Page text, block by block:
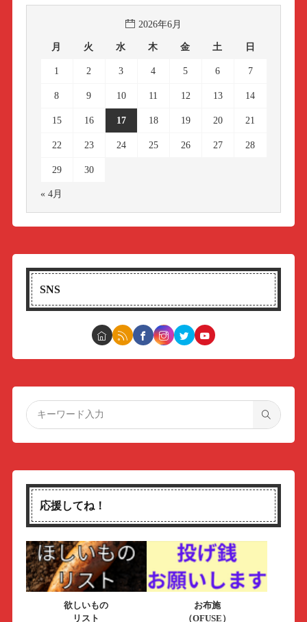
2026年6月
月 火 水 木 金 土 日
1 2 3 4 5 6 7
8 9 10 11 12 13 14
15 16 17 18 19 20 21
22 23 24 25 26 27 28
29 30
« 4月
SNS
応援してね！
欲しいもの
リスト
お布施
（OFUSE）